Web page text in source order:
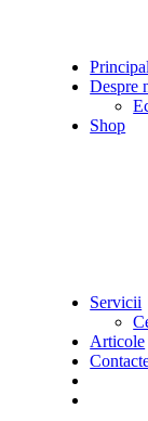
Despre
Shop
Servicii
Articole